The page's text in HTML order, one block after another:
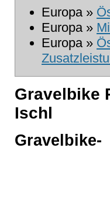
Europa »
Europa »
Europa »
Gravelbike
Ischl
Gravelbike-